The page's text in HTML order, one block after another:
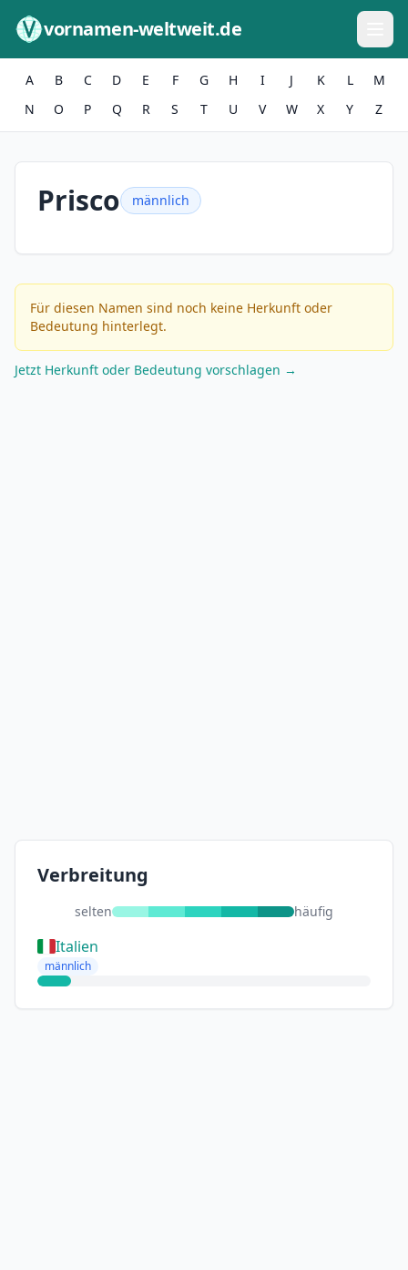
vornamen-weltweit.de
A B C D E F G H I J K L
M
N
O P Q R S T U V W X Y Z
Prisco männlich
Für diesen Namen sind noch keine Herkunft oder
Bedeutung hinterlegt.
Jetzt Herkunft oder Bedeutung vorschlagen →
Verbreitung
selten häufig
Italien
männlich